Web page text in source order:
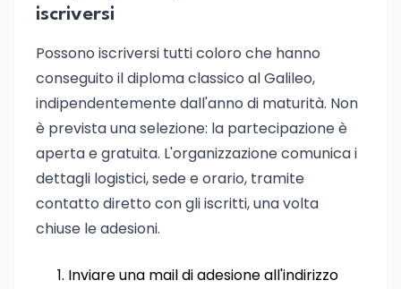
iscriversi
Possono iscriversi tutti coloro che hanno
conseguito il diploma classico al Galileo,
indipendentemente dall'anno di maturità. Non
è prevista una selezione: la partecipazione è
aperta e gratuita. L'organizzazione comunica i
dettagli logistici, sede e orario, tramite
contatto diretto con gli iscritti, una volta
chiuse le adesioni.
Inviare una mail di adesione all'indirizzo